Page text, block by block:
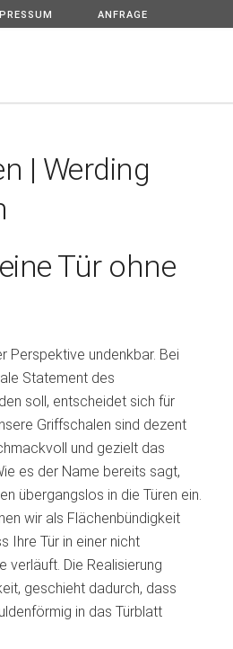
| Werding
Tür ohne
Perspektive undenkbar. Bei
Statement des
soll, entscheidet sich für
Griffschalen sind dezent
und gezielt das
es der Name bereits sagt,
übergangslos in die Türen ein.
wir als Flächenbündigkeit
Ihre Tür in einer nicht
verläuft. Die Realisierung
geschieht dadurch, dass
in das Türblatt
ANFRAGE